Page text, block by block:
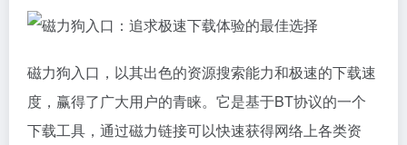
磁力狗入口，以其出色的资源搜索能力和极速的下载速
度，赢得了广大用户的青睐。它是基于BT协议的一个
下载工具，通过磁力链接可以快速获得网络上各类资